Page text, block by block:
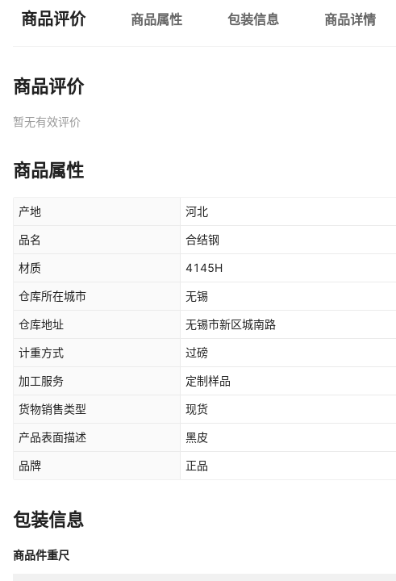
商品评价 商品属性 包装信息 商品详情
商品评价
暂无有效评价
商品属性
产地 河北
品名 合结钢
材质 4145H
仓库所在城市 无锡
仓库地址 无锡市新区城南路
计重方式 过磅
加工服务 定制样品
货物销售类型 现货
产品表面描述 黑皮
品牌 正品
包装信息
商品件重尺